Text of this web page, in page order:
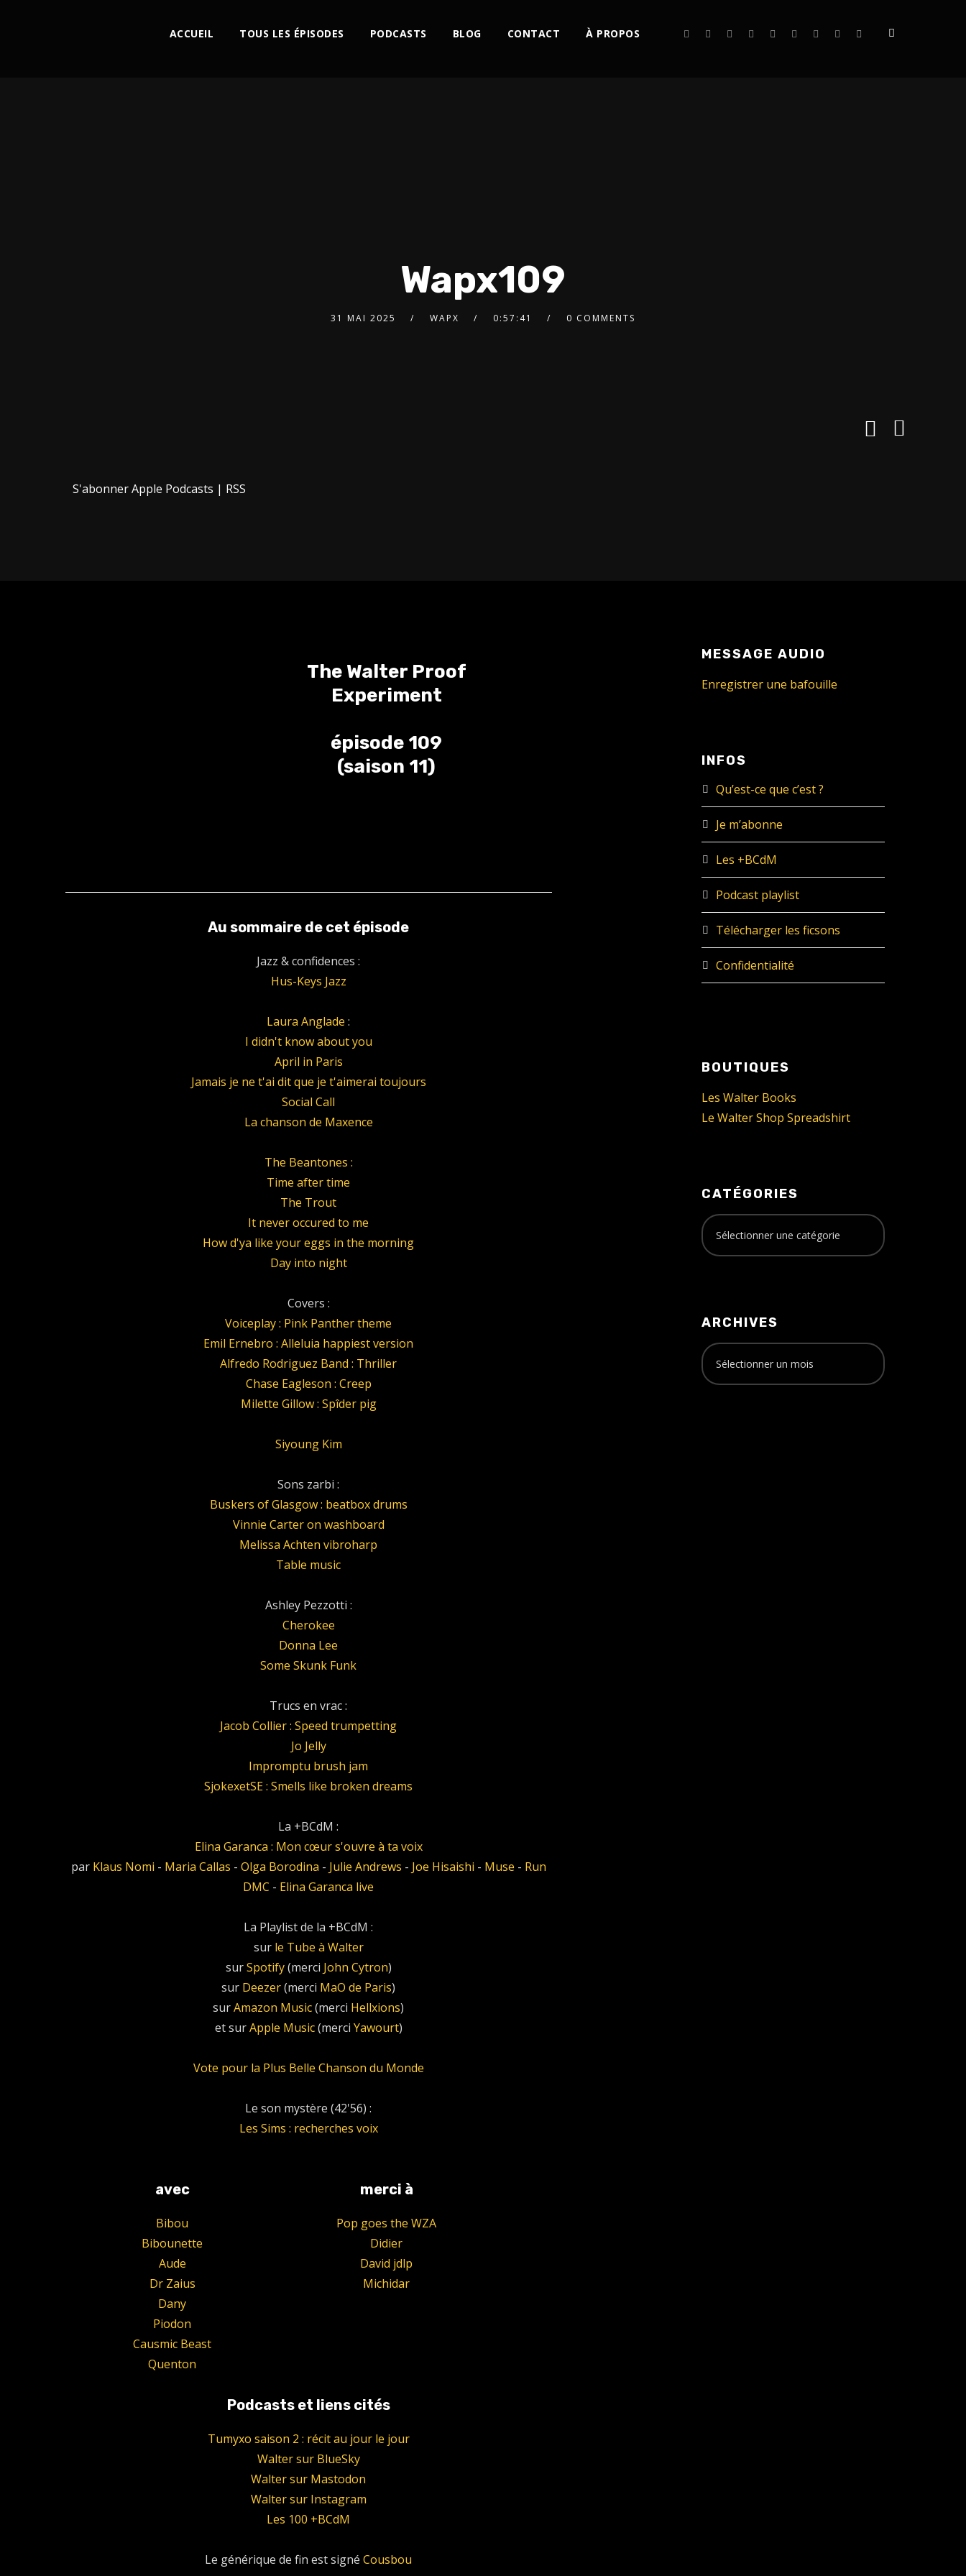
ACCUEIL TOUS LES ÉPISODES PODCASTS BLOG CONTACT À PROPOS
Wapx109
31 MAI 2025 WAPX 0:57:41 0 COMMENTS
S'abonnerApple Podcasts | RSS
The Walter Proof
Experiment
épisode 109
(saison 11)
Au sommaire de cet épisode
Jazz & confidences :
Hus-Keys Jazz
Laura Anglade :
I didn't know about you
April in Paris
Jamais je ne t'ai dit que je t'aimerai toujours
Social Call
La chanson de Maxence
The Beantones :
Time after time
The Trout
It never occured to me
How d'ya like your eggs in the morning
Day into night
Covers :
Voiceplay : Pink Panther theme
Emil Ernebro : Alleluia happiest version
Alfredo Rodriguez Band : Thriller
Chase Eagleson : Creep
Milette Gillow : Spîder pig
Siyoung Kim
Sons zarbi :
Buskers of Glasgow : beatbox drums
Vinnie Carter on washboard
Melissa Achten vibroharp
Table music
Ashley Pezzotti :
Cherokee
Donna Lee
Some Skunk Funk
Trucs en vrac :
Jacob Collier : Speed trumpetting
Jo Jelly
Impromptu brush jam
SjokexetSE : Smells like broken dreams
La +BCdM :
Elina Garanca : Mon cœur s'ouvre à ta voix
par Klaus Nomi - Maria Callas - Olga Borodina - Julie Andrews - Joe Hisaishi - Muse - Run
DMC - Elina Garanca live
La Playlist de la +BCdM :
sur le Tube à Walter
surSpotify(merci John Cytron)
sur Deezer(merci MaO de Paris)
surAmazon Music(merci Hellxions)
et surApple Music(merci Yawourt)
Vote pour la Plus Belle Chanson du Monde
Le son mystère (42'56) :
Les Sims : recherches voix
avec
Bibou
Bibounette
Aude
Dr Zaius
Dany
Piodon
Causmic Beast
Quenton
merci à
Pop goes the WZA
Didier
David jdlp
Michidar
Podcasts et liens cités
Tumyxo saison 2 : récit au jour le jour
Walter sur BlueSky
Walter sur Mastodon
Walter sur Instagram
Les 100 +BCdM
Le générique de fin est signéCousbou
MESSAGE AUDIO
Enregistrer une bafouille
INFOS
Qu’est-ce que c’est ?
Je m’abonne
Les +BCdM
Podcast playlist
Télécharger les ficsons
Confidentialité
BOUTIQUES
Les Walter Books
Le Walter Shop Spreadshirt
CATÉGORIES
ARCHIVES